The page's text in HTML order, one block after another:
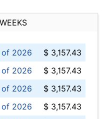
of 2026
$ 3,157.43
of 2026
$ 3,157.43
of 2026
$ 3,157.43
of 2026
$ 3,157.43